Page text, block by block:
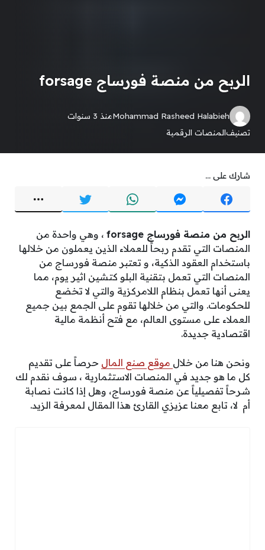
الربح من منصة فورساج forsage
Mohammad Rasheed Halabiehمنذ 3 سنوات
تصنيفالمنصات الرقمية
شارك على ...
الربح من منصة فورساج forsage
، وهي واحدة من
المنصات التي تقدم ربحاً للعملاء الذين يعملون من خلالها
باستخدام العقود الذكية، و تعتبر منصة فورساج من
المنصات التي تعمل بتقنية البلو كتشين اثير يوم، مما
يعنى أنها تعمل بنظام اللامركزية والتي لا تخضع
للحكومات. والتي من خلالها تقوم على الجمع بين جميع
العملاء على مستوى العالم، مع فتح أنظمة مالية
اقتصادية جديدة.
ونحن هنا من خلال موقع صنع المال حرصاً على تقديم
كل ما هو جديد في المنصات الاستثمارية ، سوف نقدم لك
شرحاً تفصيلياً عن منصة فورساج، وهل إذا كانت نصابة
أم لا، تابع معنا عزيزي القارئ هذا المقال لمعرفة الزيد.